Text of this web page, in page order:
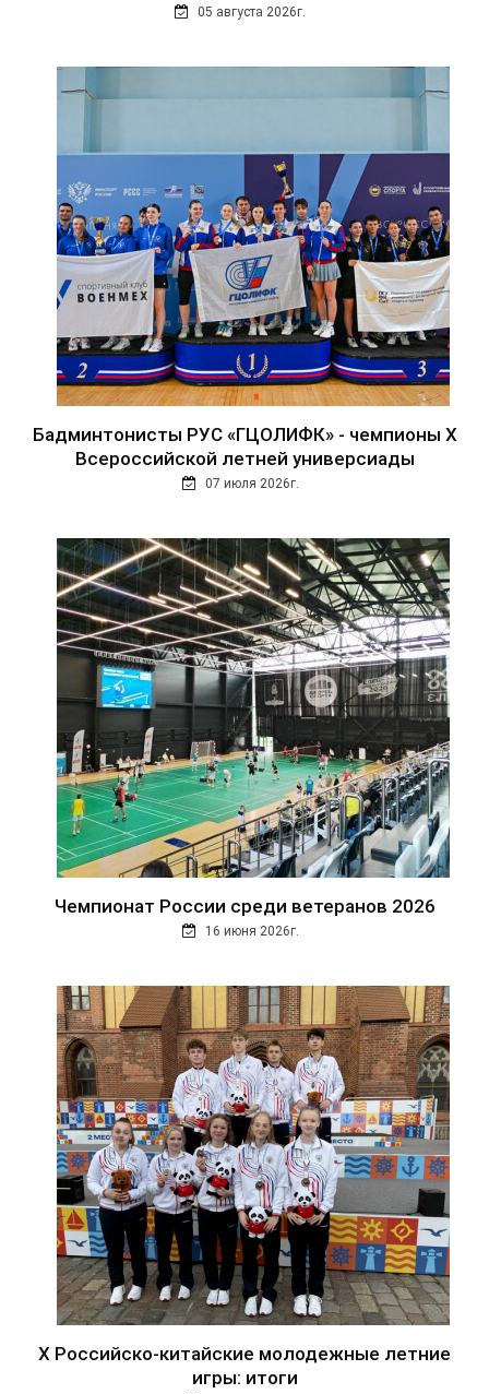
05 августа 2026г.
Бадминтонисты РУС «ГЦОЛИФК» - чемпионы Х
Всероссийской летней универсиады
07 июля 2026г.
Чемпионат России среди ветеранов 2026
16 июня 2026г.
Х Российско-китайские молодежные летние
игры: итоги